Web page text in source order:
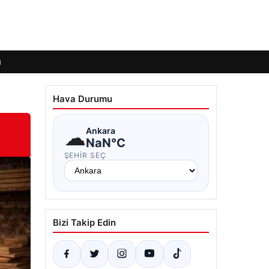
Hava Durumu
☁Ankara
NaN°C
ŞEHIR SEÇ
Bizi Takip Edin